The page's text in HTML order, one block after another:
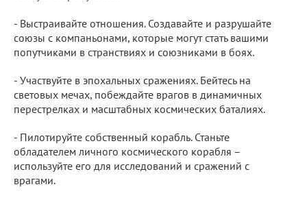
- Выстраивайте отношения. Создавайте и разрушайте
союзы с компаньонами, которые могут стать вашими
попутчиками в странствиях и союзниками в боях.
- Участвуйте в эпохальных сражениях. Бейтесь на
световых мечах, побеждайте врагов в динамичных
перестрелках и масштабных космических баталиях.
- Пилотируйте собственный корабль. Станьте
обладателем личного космического корабля –
используйте его для исследований и сражений с
врагами.